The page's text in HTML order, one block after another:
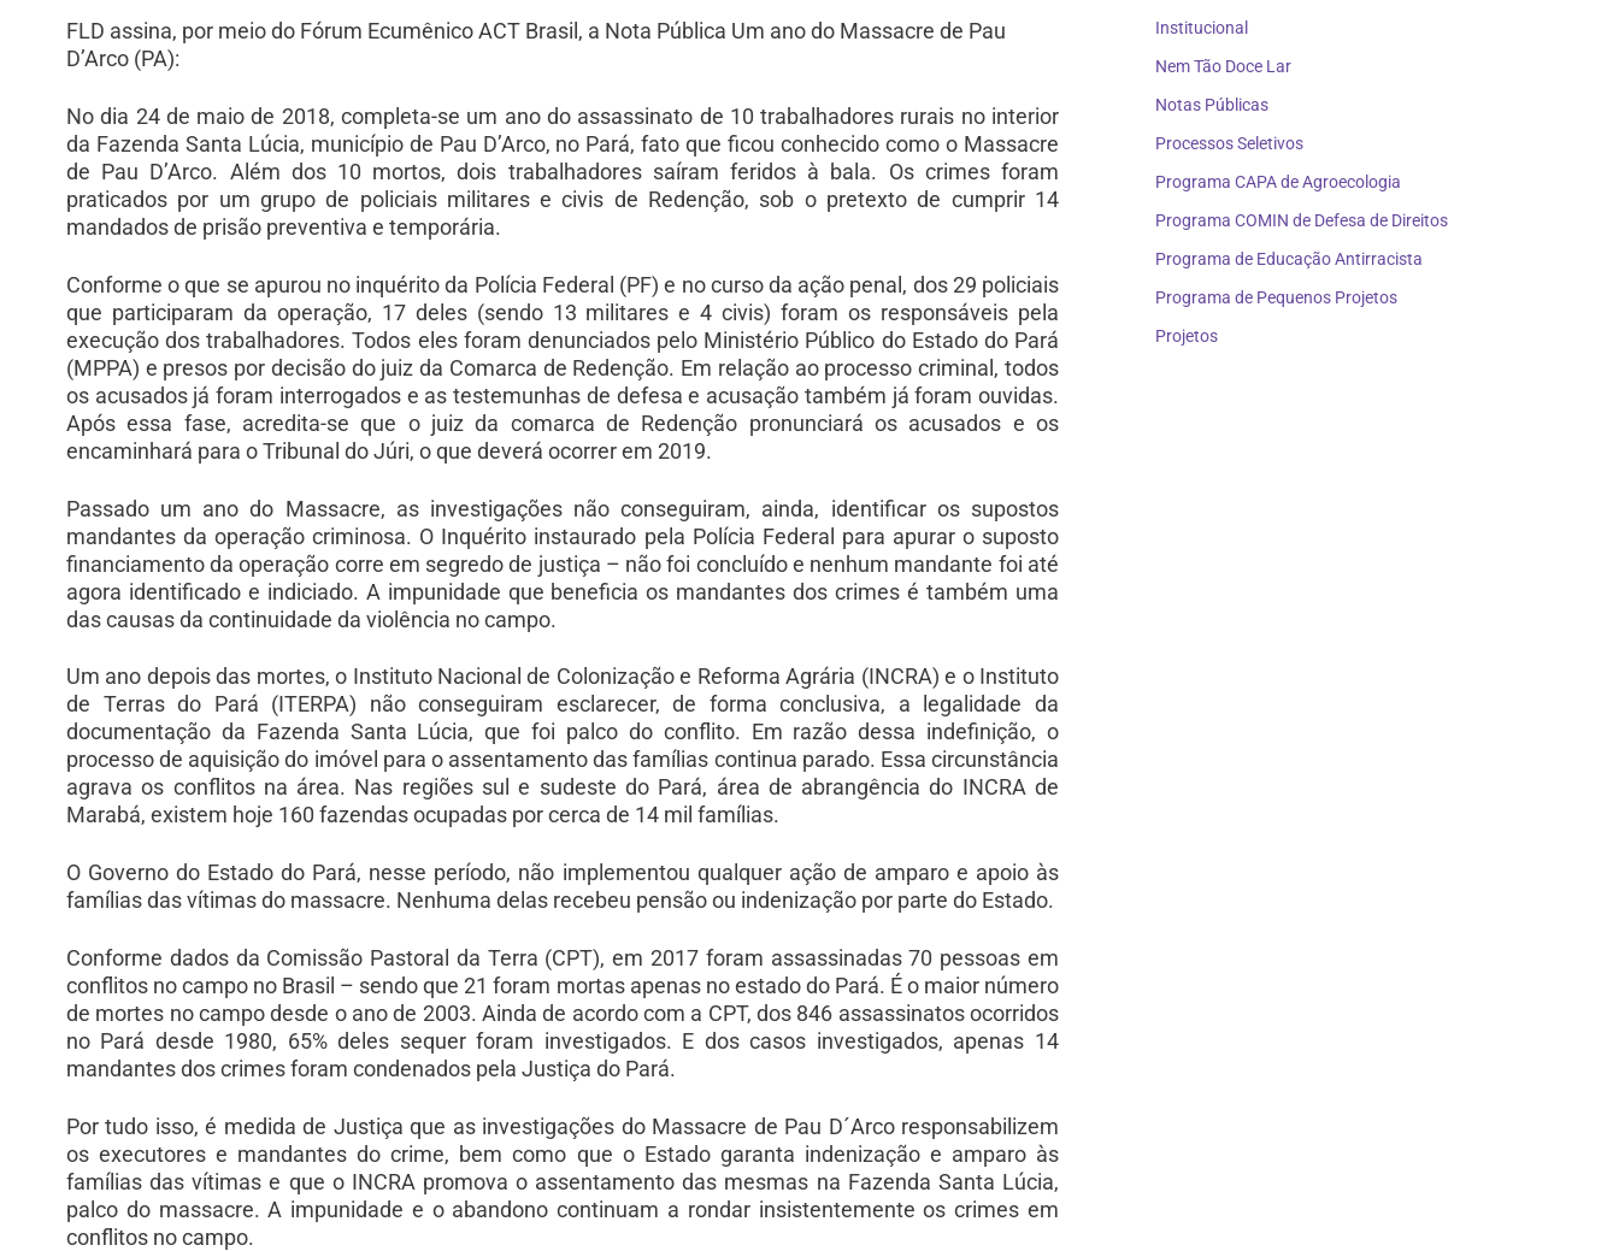
FLD assina, por meio do Fórum Ecumênico ACT Brasil, a Nota Pública Um ano do Massacre de Pau
D’Arco (PA):
No dia 24 de maio de 2018, completa-se um ano do assassinato de 10 trabalhadores rurais no interior
da Fazenda Santa Lúcia, município de Pau D’Arco, no Pará, fato que ficou conhecido como o Massacre
de Pau D’Arco. Além dos 10 mortos, dois trabalhadores saíram feridos à bala. Os crimes foram
praticados por um grupo de policiais militares e civis de Redenção, sob o pretexto de cumprir 14
mandados de prisão preventiva e temporária.
Conforme o que se apurou no inquérito da Polícia Federal (PF) e no curso da ação penal, dos 29 policiais
que participaram da operação, 17 deles (sendo 13 militares e 4 civis) foram os responsáveis pela
execução dos trabalhadores. Todos eles foram denunciados pelo Ministério Público do Estado do Pará
(MPPA) e presos por decisão do juiz da Comarca de Redenção. Em relação ao processo criminal, todos
os acusados já foram interrogados e as testemunhas de defesa e acusação também já foram ouvidas.
Após essa fase, acredita-se que o juiz da comarca de Redenção pronunciará os acusados e os
encaminhará para o Tribunal do Júri, o que deverá ocorrer em 2019.
Passado um ano do Massacre, as investigações não conseguiram, ainda, identificar os supostos
mandantes da operação criminosa. O Inquérito instaurado pela Polícia Federal para apurar o suposto
financiamento da operação corre em segredo de justiça – não foi concluído e nenhum mandante foi até
agora identificado e indiciado. A impunidade que beneficia os mandantes dos crimes é também uma
das causas da continuidade da violência no campo.
Um ano depois das mortes, o Instituto Nacional de Colonização e Reforma Agrária (INCRA) e o Instituto
de Terras do Pará (ITERPA) não conseguiram esclarecer, de forma conclusiva, a legalidade da
documentação da Fazenda Santa Lúcia, que foi palco do conflito. Em razão dessa indefinição, o
processo de aquisição do imóvel para o assentamento das famílias continua parado. Essa circunstância
agrava os conflitos na área. Nas regiões sul e sudeste do Pará, área de abrangência do INCRA de
Marabá, existem hoje 160 fazendas ocupadas por cerca de 14 mil famílias.
O Governo do Estado do Pará, nesse período, não implementou qualquer ação de amparo e apoio às
famílias das vítimas do massacre. Nenhuma delas recebeu pensão ou indenização por parte do Estado.
Conforme dados da Comissão Pastoral da Terra (CPT), em 2017 foram assassinadas 70 pessoas em
conflitos no campo no Brasil – sendo que 21 foram mortas apenas no estado do Pará. É o maior número
de mortes no campo desde o ano de 2003. Ainda de acordo com a CPT, dos 846 assassinatos ocorridos
no Pará desde 1980, 65% deles sequer foram investigados. E dos casos investigados, apenas 14
mandantes dos crimes foram condenados pela Justiça do Pará.
Por tudo isso, é medida de Justiça que as investigações do Massacre de Pau D´Arco responsabilizem
os executores e mandantes do crime, bem como que o Estado garanta indenização e amparo às
famílias das vítimas e que o INCRA promova o assentamento das mesmas na Fazenda Santa Lúcia,
palco do massacre. A impunidade e o abandono continuam a rondar insistentemente os crimes em
conflitos no campo.
Institucional
Nem Tão Doce Lar
Notas Públicas
Processos Seletivos
Programa CAPA de Agroecologia
Programa COMIN de Defesa de Direitos
Programa de Educação Antirracista
Programa de Pequenos Projetos
Projetos